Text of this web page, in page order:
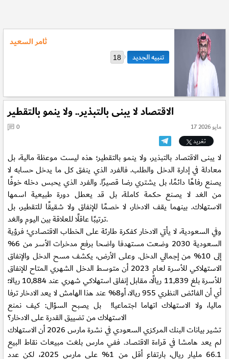
ثامر السعيد
18
الاقتصاد لا يبنى بالتبذير.. ولا ينمو بالتقطير
17 مايو 2026
0
تغريد
لا يبنى الاقتصاد بالتبذير، ولا ينمو بالتقطير؛ هذه ليست موعظة مالية، بل
معادلة في إدارة الدخل والطلب. فالفرد الذي ينفق كل ما يدخل حسابه لا
يصنع رفاهًا دائمًا، بل يشتري رضا قصيرًا. والفرد الذي يحبس دخله خوفًا
من الغد لا يصنع حكمة كاملة، بل قد يعطل دورة طبيعية اسمها
الاستهلاك. بينهما يقف الادخار، لا خصمًا للإنفاق ولا شقيقًا للتقطير، بل
ترتيبًا عاقلًا للعلاقة بين اليوم والغد.
وفي السعودية، لا يأتي الادخار كفكرة طارئة على الخطاب الاقتصادي؛ فرؤية
السعودية 2030 وضعت مستهدفا واضحا برفع مدخرات الأسر من 6%
إلى 10% من إجمالي الدخل. وعلى الأرض، يكشف مسح الدخل والإنفاق
الاستهلاكي للأسرة لعام 2023 أن متوسط الدخل الشهري المتاح للإنفاق
للأسرة بلغ 11,839 ريالًا، مقابل إنفاق استهلاكي شهري عند 10,884 ريالا؛
أي أن الفائض النظري 955 ريالا، أو8% عند هذا الهامش لا يعد الادخار ترفا
ماليا، ولا الاستهلاك اتهاما اجتماعيا! بل يصبح السؤال: كيف نمنع
الاستهلاك من تضييق القدرة على الادخار؟
تشير بيانات البنك المركزي السعودي في نشرة مارس 2026 أن الاستهلاك
لم يعد هامشا في قراءة الاقتصاد. ففي مارس بلغت مبيعات نقاط البيع
66.1 مليار ريال، بارتفاع أقل من 1% على مارس 2025، لكن عدد